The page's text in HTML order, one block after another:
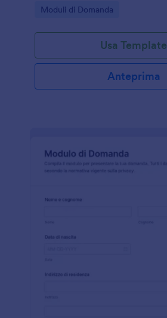
modo rapido.
Go to Category:
Moduli di Domanda
Usa Template
Anteprima